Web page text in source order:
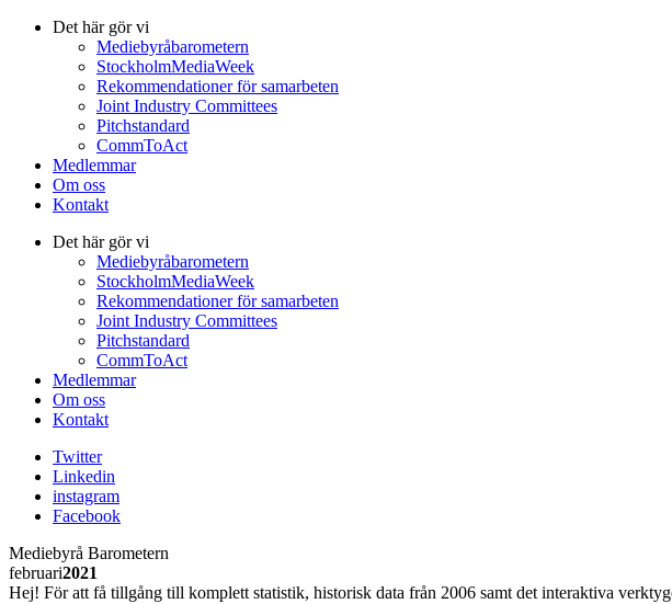
Det här gör vi
Mediebyråbarometern
StockholmMediaWeek
Rekommendationer för samarbeten
Joint Industry Committees
Pitchstandard
CommToAct
Medlemmar
Om oss
Kontakt
Det här gör vi
Mediebyråbarometern
StockholmMediaWeek
Rekommendationer för samarbeten
Joint Industry Committees
Pitchstandard
CommToAct
Medlemmar
Om oss
Kontakt
Twitter
Linkedin
instagram
Facebook
Mediebyrå Barometern
februari2021
Hej! För att få tillgång till komplett statistik, historisk data från 2006 samt det interaktiva